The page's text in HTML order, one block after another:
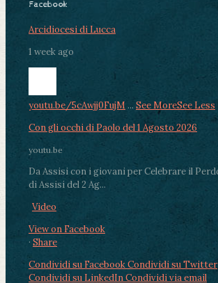
Facebook
Arcidiocesi di Lucca
1 week ago
youtu.be/5cAwjj0FujM ... See MoreSee Less
Con gli occhi di Paolo del 1 Agosto 2026
youtu.be
Da Assisi con i giovani per Celebrare il
di Assisi del 2 Ag...
Video
View on Facebook
· Share
Condividi su FacebookCondividi su Twitter
Condividi su LinkedInCondividi via email